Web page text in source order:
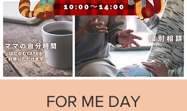
FOR ME DAY